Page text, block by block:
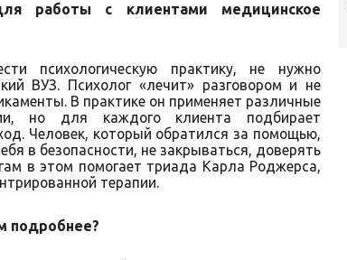
работы с клиентами медицинское
психологическую практику, не нужно
ВУЗ. Психолог «лечит» разговором и не
В практике он применяет различные
но для каждого клиента подбирает
Человек, который обратился за помощью,
в безопасности, не закрываться, доверять
в этом помогает триада Карла Роджерса,
терапии.
подробнее?